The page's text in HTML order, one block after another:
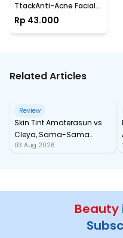
TtackAnti-Acne Facial
Wash
Rp 43.000
Related Articles
Review
Skin Tint Amaterasun vs.
Cleya, Sama-Sama
dengan SPF, Mana yang
03 Aug 2026
Beauty